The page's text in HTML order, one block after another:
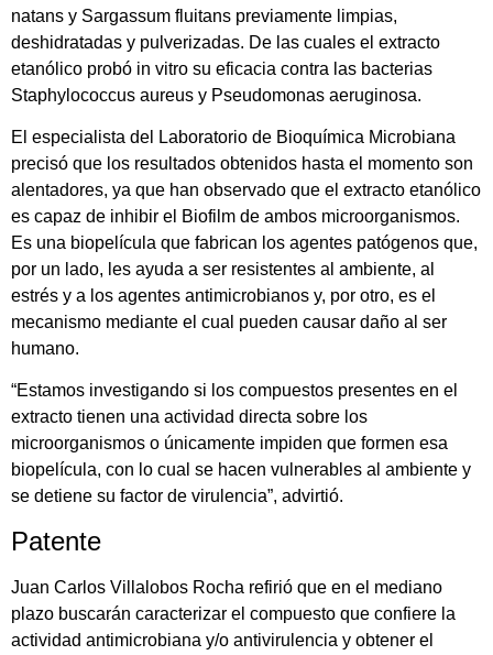
natans y Sargassum fluitans previamente limpias,
deshidratadas y pulverizadas. De las cuales el extracto
etanólico probó in vitro su eficacia contra las bacterias
Staphylococcus aureus y Pseudomonas aeruginosa.
El especialista del Laboratorio de Bioquímica Microbiana
precisó que los resultados obtenidos hasta el momento son
alentadores, ya que han observado que el extracto etanólico
es capaz de inhibir el Biofilm de ambos microorganismos.
Es una biopelícula que fabrican los agentes patógenos que,
por un lado, les ayuda a ser resistentes al ambiente, al
estrés y a los agentes antimicrobianos y, por otro, es el
mecanismo mediante el cual pueden causar daño al ser
humano.
“Estamos investigando si los compuestos presentes en el
extracto tienen una actividad directa sobre los
microorganismos o únicamente impiden que formen esa
biopelícula, con lo cual se hacen vulnerables al ambiente y
se detiene su factor de virulencia”, advirtió.
Patente
Juan Carlos Villalobos Rocha refirió que en el mediano
plazo buscarán caracterizar el compuesto que confiere la
actividad antimicrobiana y/o antivirulencia y obtener el